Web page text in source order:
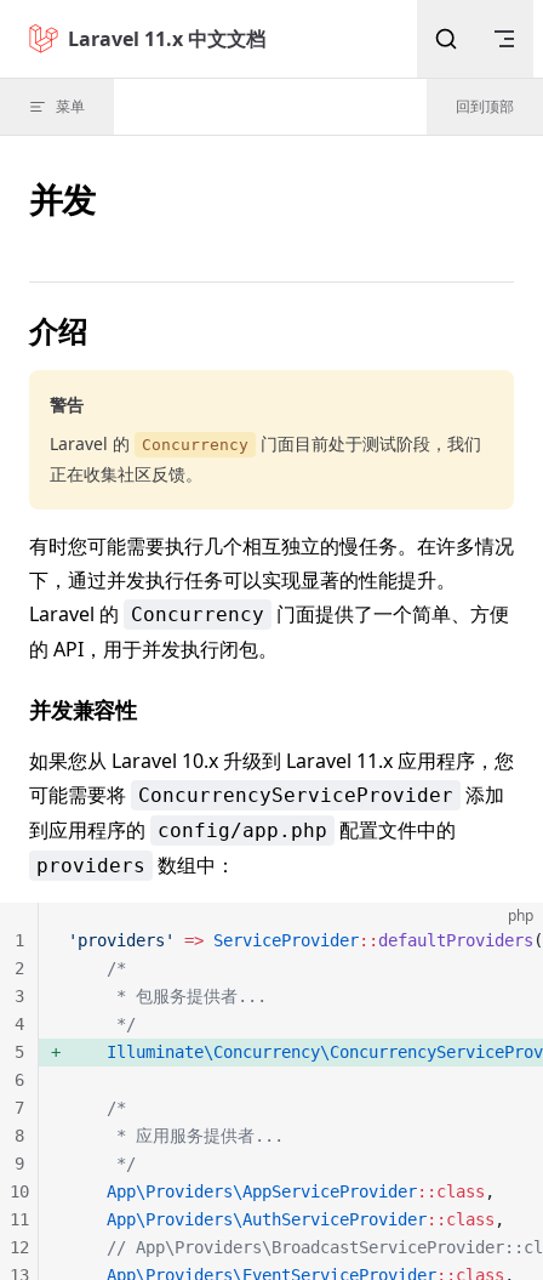
Skip to content
Laravel 11.x 中文文档
菜单 回到顶部
并发
介绍
警告
Laravel 的
Concurrency
门面目前处于测试阶段，我们
正在收集社区反馈。
有时您可能需要执行几个相互独立的慢任务。在许多情况
下，通过并发执行任务可以实现显著的性能提升。
Laravel 的
Concurrency
门面提供了一个简单、方便
的 API，用于并发执行闭包。
并发兼容性
如果您从 Laravel 10.x 升级到 Laravel 11.x 应用程序，您
可能需要将 ConcurrencyServiceProvider 添加
到应用程序的
config/app.php 配置文件中的
providers 数组中：
php
'providers' => ServiceProvider:: defaultProviders
    /*
     * 包服务提供者...
     */
    /*
     * 应用服务提供者...
     */
    App\Providers\AppServiceProvider
::class ,
    App\Providers\AuthServiceProvider
::class ,
//
    App\Providers\EventServiceProvider
::class ,
1
2
3
4
5
6
7
8
9
10
11
12
13